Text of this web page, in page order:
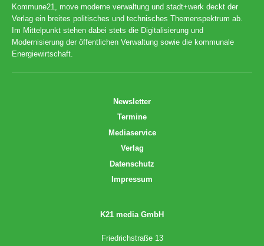
Kommune21, move moderne verwaltung und stadt+werk deckt der
Verlag ein breites politisches und technisches Themenspektrum ab.
Im Mittelpunkt stehen dabei stets die Digitalisierung und
Modernisierung der öffentlichen Verwaltung sowie die kommunale
Energiewirtschaft.
Newsletter
Termine
Mediaservice
Verlag
Datenschutz
Impressum
K21 media GmbH
Friedrichstraße 13